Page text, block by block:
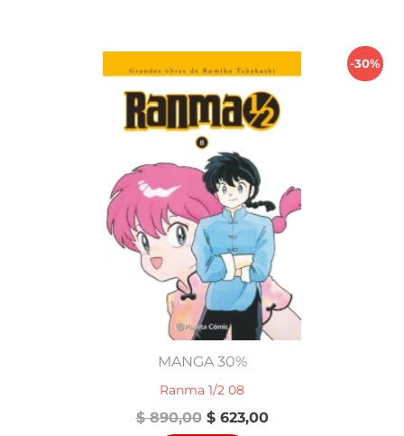
-30%
MANGA 30%
Ranma 1/2 08
$890,00 El
$623,00El